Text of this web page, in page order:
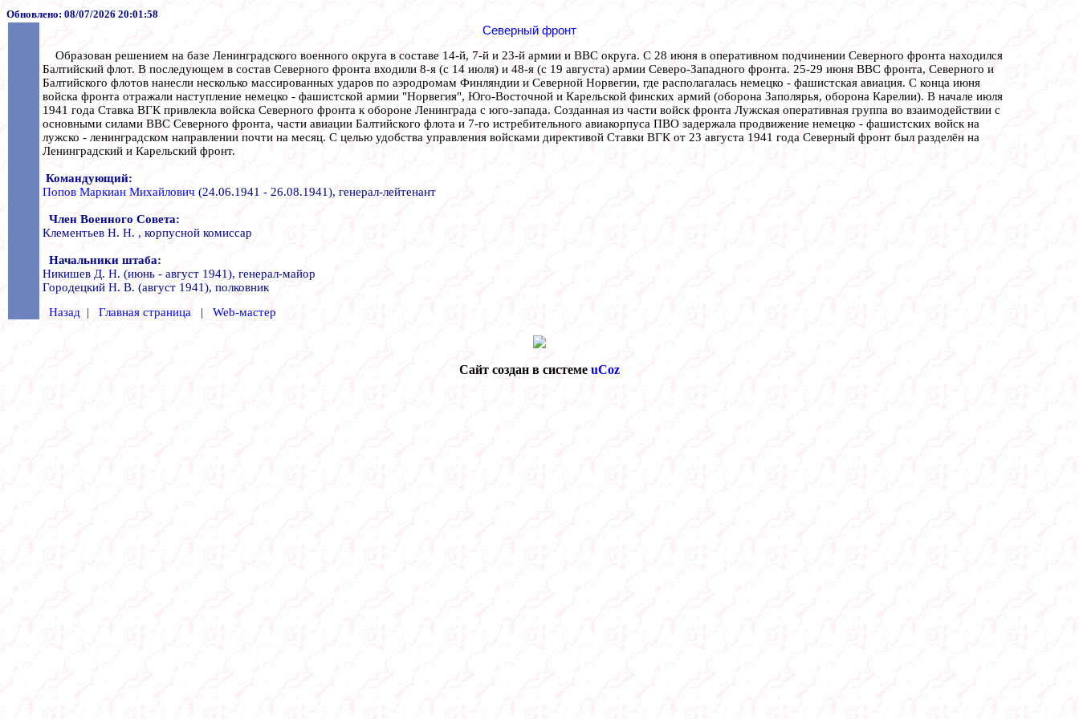
Обновлено: 08/07/2026 20:01:58
Северный фронт
Образован решением на базе Ленинградского военного округа в составе 14-й, 7-й и 23-й армии и ВВС округа. С 28 июня в оперативном подчинении Северного фронта находился
Балтийский флот. В последующем в состав Северного фронта входили 8-я (с 14 июля) и 48-я (с 19 августа) армии Северо-Западного фронта. 25-29 июня ВВС фронта, Северного и
Балтийского флотов нанесли несколько массированных ударов по аэродромам Финляндии и Северной Норвегии, где располагалась немецко - фашистская авиация. С конца июня
войска фронта отражали наступление немецко - фашистской армии "Норвегия", Юго-Восточной и Карельской финских армий (оборона Заполярья, оборона Карелии). В начале июля
1941 года Ставка ВГК привлекла войска Северного фронта к обороне Ленинграда с юго-запада. Созданная из части войск фронта Лужская оперативная группа во взаимодействии с
основными силами ВВС Северного фронта, части авиации Балтийского флота и 7-го истребительного авиакорпуса ПВО задержала продвижение немецко - фашистских войск на
лужско - ленинградском направлении почти на месяц. С целью удобства управления войсками директивой Ставки ВГК от 23 августа 1941 года Северный фронт был разделён на
Ленинградский и Карельский фронт.
Командующий:
Попов Маркиан Михайлович (24.06.1941 - 26.08.1941), генерал-лейтенант
Член Военного Совета:
Клементьев Н. Н. , корпусной комиссар
Начальники штаба:
Никишев Д. Н. (июнь - август 1941), генерал-майор
Городецкий Н. В. (август 1941), полковник
Назад | Главная страница | Web-мастер
Сайт создан в системе uCoz